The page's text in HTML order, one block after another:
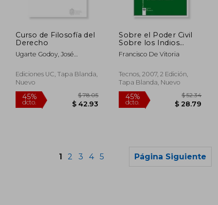
$ 20.85 dcto.
Curso de Filosofía del
Derecho
Ugarte Godoy, José
Ediciones UC, Tapa Blanda,
Nuevo
Sobre el Poder Civil
Sobre los Indios
Sobre el Derecho de
la Guerra
Francisco De Vitoria
Tecnos, 2007, 2 Edición,
Tapa Blanda, Nuevo
1 2 3 4 5 Página Siguiente